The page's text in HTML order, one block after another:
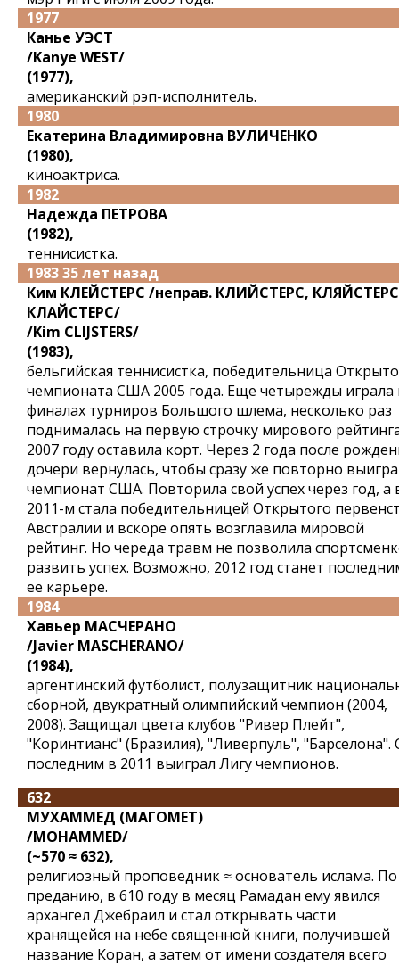
1977
Канье УЭСТ
/Kanye WEST/
(1977),
американский рэп-исполнитель.
1980
Екатерина Владимировна ВУЛИЧЕНКО
(1980),
киноактриса.
1982
Надежда ПЕТРОВА
(1982),
теннисистка.
1983 35 лет назад
Ким КЛЕЙСТЕРС /неправ. КЛИЙСТЕРС,
КЛАЙСТЕРС/
/Kim CLIJSTERS/
(1983),
бельгийская теннисистка, победительница
чемпионата США 2005 года. Еще четырежды играла
финалах турниров Большого шлема, несколько раз
поднималась на первую строчку мирового
2007 году оставила корт. Через 2 года после
дочери вернулась, чтобы сразу же повторно
чемпионат США. Повторила свой успех через год, а
2011-м стала победительницей Открытого
Австралии и вскоре опять возглавила мировой
рейтинг. Но череда травм не позволила
развить успех. Возможно, 2012 год станет
ее карьере.
1984
Хавьер МАСЧЕРАНО
/Javier MASCHERANO/
(1984),
аргентинский футболист, полузащитник
сборной, двукратный олимпийский чемпион (2004,
2008). Защищал цвета клубов "Ривер Плейт",
"Коринтианс" (Бразилия), "Ливерпуль", "Барселона".
последним в 2011 выиграл Лигу чемпионов.
632
МУХАММЕД (МАГОМЕТ)
/MOHAMMED/
(~570 ≈ 632),
религиозный проповедник ≈ основатель ислама. По
преданию, в 610 году в месяц Рамадан ему явился
архангел Джебраил и стал открывать части
хранящейся на небе священной книги, получившей
название Коран, а затем от имени создателя всего